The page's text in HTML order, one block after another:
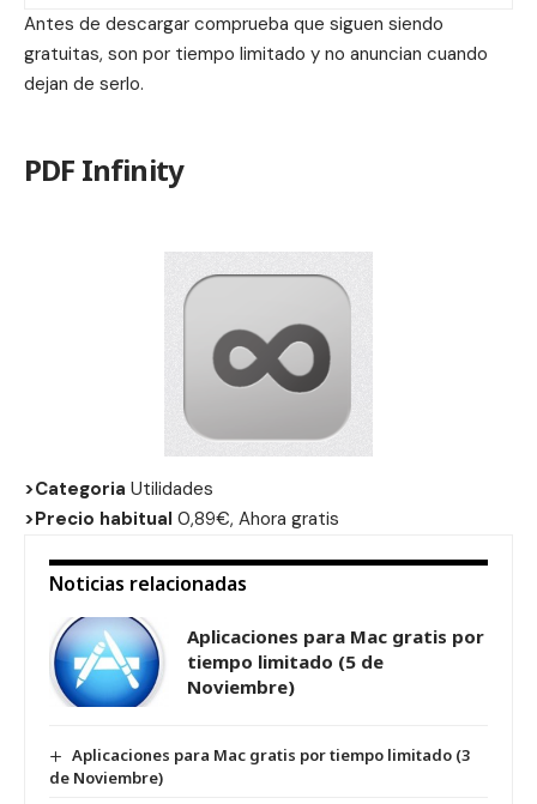
Antes de descargar comprueba que siguen siendo
gratuitas, son por tiempo limitado y no anuncian cuando
dejan de serlo.
PDF Infinity
>Categoria Utilidades
>Precio habitual 0,89€, Ahora gratis
Noticias relacionadas
Aplicaciones para Mac gratis por
tiempo limitado (5 de
Noviembre)
Aplicaciones para Mac gratis por tiempo limitado (3
de Noviembre)